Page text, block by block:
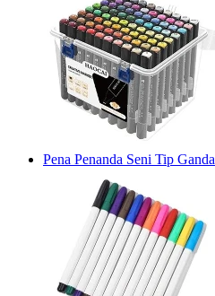
Pena Penanda Seni Tip Ganda